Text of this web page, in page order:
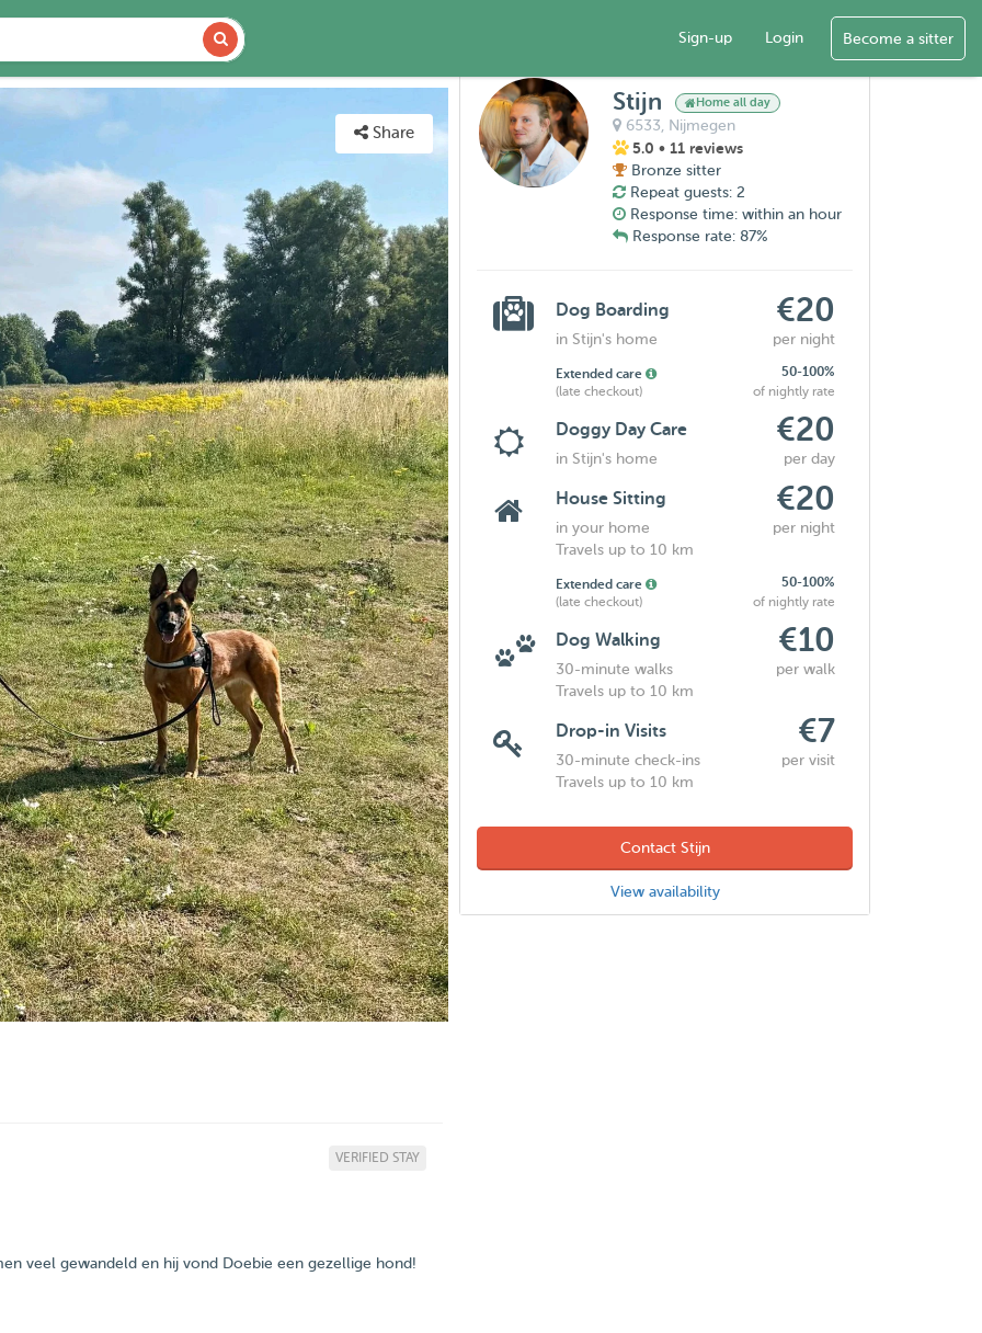
Sign-up Login Become a sitter
Share
VERIFIED STAY
veel gewandeld en hij vond Doebie een gezellige hond!
Stijn Home all day
6533, Nijmegen
5.0 • 11 reviews
Bronze sitter
Repeat guests: 2
Response time: within an hour
Response rate: 87%
Dog Boarding €20
in Stijn's home per night
Extended care
50-100%
(late checkout)
of nightly rate
Doggy Day Care €20
in Stijn's home per day
House Sitting €20
in your home
per night
Travels up to 10 km
Extended care
50-100%
(late checkout)
of nightly rate
Dog Walking €10
30-minute walks
per walk
Travels up to 10 km
Drop-in Visits €7
30-minute check-ins
per visit
Travels up to 10 km
Contact Stijn
View availability